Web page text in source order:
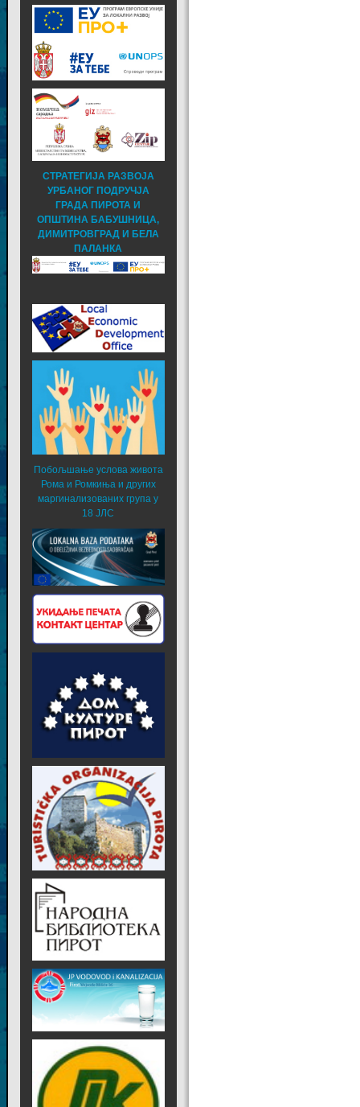
СТРАТЕГИЈА РАЗВОЈА
УРБАНОГ ПОДРУЧЈА
ГРАДА ПИРОТА И
ОПШТИНА БАБУШНИЦА,
ДИМИТРОВГРАД И БЕЛА
ПАЛАНКА
Побољшање услова живота
Рома и Ромкиња и других
маргинализованих група у
18 ЈЛС